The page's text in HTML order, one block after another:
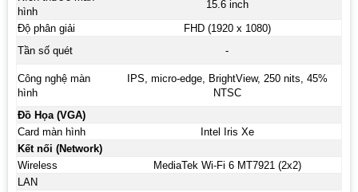
hình
15.6 inch
Độ phân giải
FHD (1920 x 1080)
Tần số quét
-
Công nghệ màn
hình
IPS, micro-edge, BrightView, 250 nits, 45%
NTSC
Đồ Họa (VGA)
Card màn hình
Intel Iris Xe
Kết nối (Network)
Wireless
MediaTek Wi-Fi 6 MT7921 (2x2)
LAN